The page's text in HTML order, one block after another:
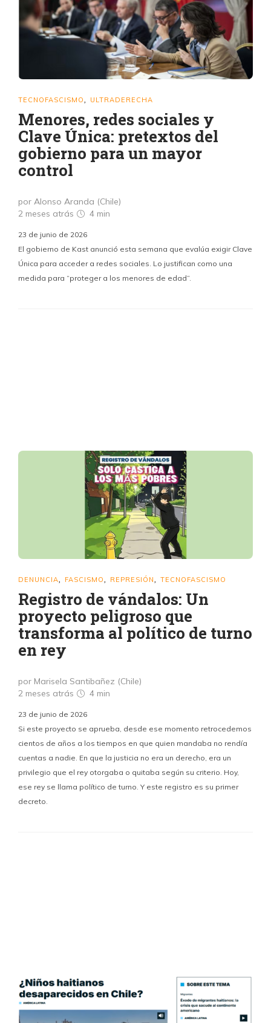
TECNOFASCISMO ULTRADERECHA
Menores, redes sociales y
Clave Única: pretextos del
gobierno para un mayor
control
por Alonso Aranda (Chile)
2 meses atrás
4 min
23 de junio de 2026
El gobierno de Kast anunció esta semana que evalúa exigir Clave
Única para acceder a redes sociales. Lo justifican como una
medida para “proteger a los menores de edad”.
DENUNCIA FASCISMO REPRESIÓN TECNOFASCISMO
Registro de vándalos: Un
proyecto peligroso que
transforma al político de turno
en rey
por Marisela Santibañez (Chile)
2 meses atrás
4 min
23 de junio de 2026
Si este proyecto se aprueba, desde ese momento retrocedemos
cientos de años a los tiempos en que quien mandaba no rendía
cuentas a nadie. En que la justicia no era un derecho, era un
privilegio que el rey otorgaba o quitaba según su criterio. Hoy,
ese rey se llama político de turno. Y este registro es su primer
decreto.